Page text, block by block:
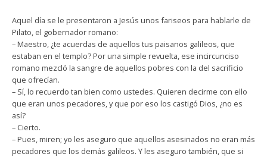
Aquel día se le presentaron a Jesús unos fariseos para hablarle de
Pilato, el gobernador romano:
– Maestro, ¿te acuerdas de aquellos tus paisanos galileos, que
estaban en el templo? Por una simple revuelta, ese incircunciso
romano mezcló la sangre de aquellos pobres con la del sacrificio
que ofrecían.
– Sí, lo recuerdo tan bien como ustedes. Quieren decirme con ello
que eran unos pecadores, y que por eso los castigó Dios, ¿no es
así?
– Cierto.
– Pues, miren; yo les aseguro que aquellos asesinados no eran más
pecadores que los demás galileos. Y les aseguro también, que si